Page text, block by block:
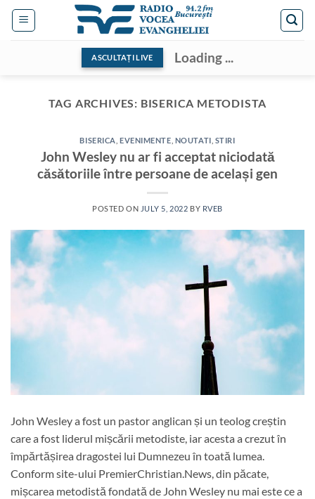
Skip
ASCULTAȚI LIVE Loading ...
TAG ARCHIVES: BISERICA METODISTA
BISERICA EVENIMENTE NOUTATI STIRI
John Wesley nu ar fi acceptat niciodată
căsătoriile între persoane de același gen
POSTED ON JULY 5, 2022 BY RVEB
John Wesley a fost un pastor anglican și un teolog creștin
care a fost liderul mișcării metodiste, iar acesta a crezut în
împărtășirea dragostei lui Dumnezeu în toată lumea.
Conform site-ului PremierChristian.News, din păcate,
mișcarea metodistă fondată de John Wesley nu mai este ce a